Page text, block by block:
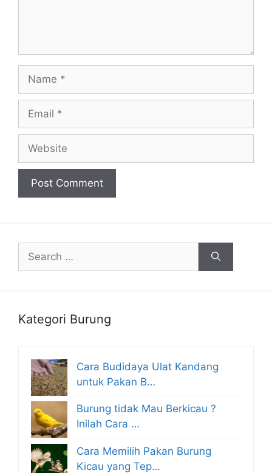
for:
Kategori Burung
Cara Budidaya Ulat Kandang
untuk Pakan B…
Burung tidak Mau Berkicau ?
Inilah Cara …
Cara Memilih Pakan Burung
Kicau yang Tep…